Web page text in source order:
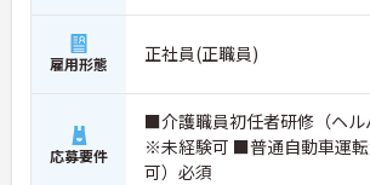
雇用形態 正社員(正職員)
応募要件
■介護職員初任者研修（ヘル
※未経験可 ■普通自動車運
可）必須